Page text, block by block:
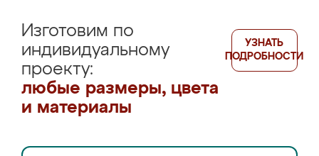
Изготовим по
индивидуальному
проекту:
любые размеры, цвета
и материалы
УЗНАТЬ
ПОДРОБНОСТИ